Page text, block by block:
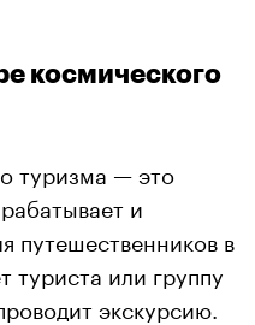
космического
туризма — это
и
путешественников в
или группу
экскурсию.